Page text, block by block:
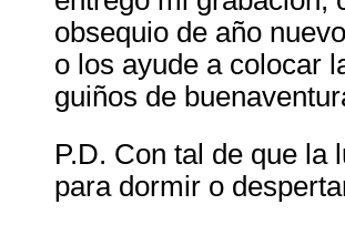
obsequio de año
o los ayude a colocar
guiños de
P.D. Con tal de que la
para dormir o